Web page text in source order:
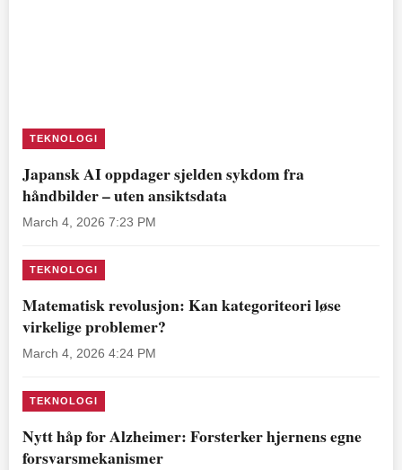
TEKNOLOGI
Japansk AI oppdager sjelden sykdom fra
håndbilder – uten ansiktsdata
March 4, 2026 7:23 PM
TEKNOLOGI
Matematisk revolusjon: Kan kategoriteori løse
virkelige problemer?
March 4, 2026 4:24 PM
TEKNOLOGI
Nytt håp for Alzheimer: Forsterker hjernens egne
forsvarsmekanismer